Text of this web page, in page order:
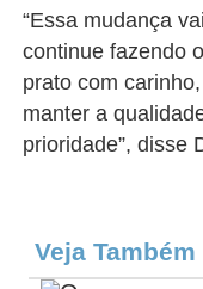
“Essa mudança
continue fazendo
prato com
manter a
prioridade”, disse
Veja Também